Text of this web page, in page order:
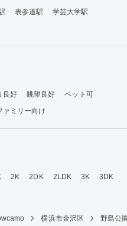
表参道駅
学芸大学駅
良好 眺望良好
ペット可
ァミリー向け
2K 2DK 2LDK 3K
3DK
横浜市金沢区 野島公